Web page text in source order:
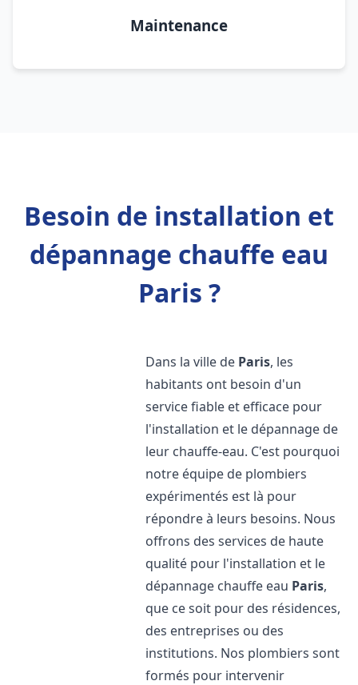
Maintenance
Besoin de installation et
dépannage chauffe eau
Paris ?
Dans la ville de Paris, les
habitants ont besoin d'un
service fiable et efficace pour
l'installation et le dépannage de
leur chauffe-eau. C'est pourquoi
notre équipe de plombiers
expérimentés est là pour
répondre à leurs besoins. Nous
offrons des services de haute
qualité pour l'installation et le
dépannage chauffe eau Paris,
que ce soit pour des résidences,
des entreprises ou des
institutions. Nos plombiers sont
formés pour intervenir